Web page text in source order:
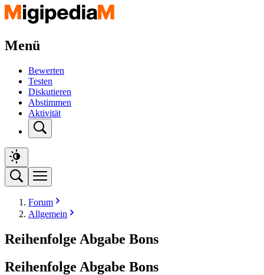
Menü
Bewerten
Testen
Diskutieren
Abstimmen
Aktivität
Forum
Allgemein
Reihenfolge Abgabe Bons
Reihenfolge Abgabe Bons